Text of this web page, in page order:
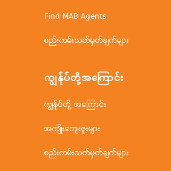
Find MAB Agents
စည်းကမ်းသတ်မှတ်ချက်များ
ကျွန်ုပ်တို့အ‌ကြောင်း
ကျွန်ုပ်တို့ အကြောင်း
အကျိုးကျေးဇူးများ
စည်းကမ်းသတ်မှတ်ချက်များ